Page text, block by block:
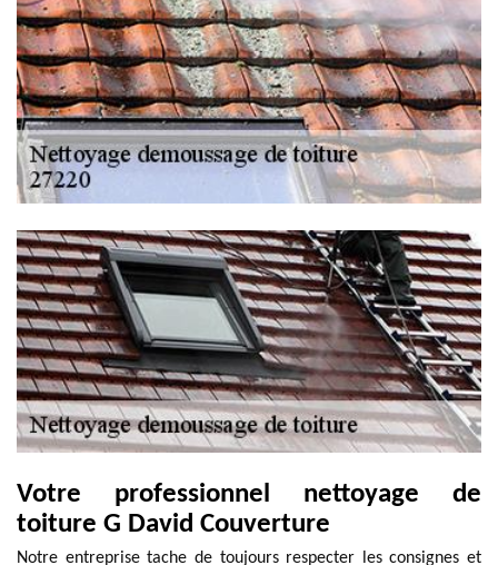
Votre professionnel nettoyage de
toiture G David Couverture
Notre entreprise tache de toujours respecter les consignes et